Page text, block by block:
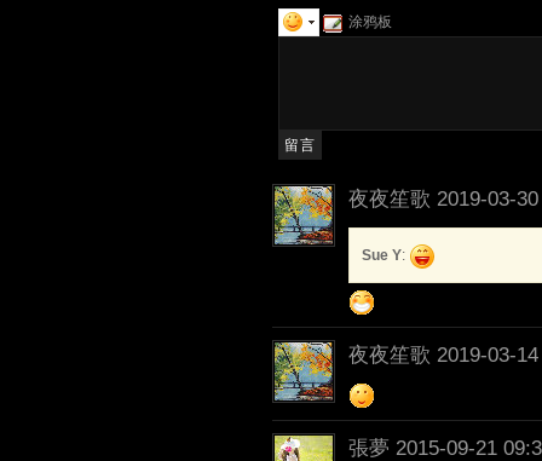
涂鸦板
夜夜笙歌 2019-03-
Sue Y:
夜夜笙歌 2019-03-
張夢 2015-09-21